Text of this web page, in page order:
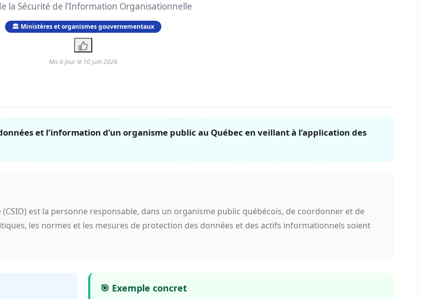
la Sécurité de l’Information Organisationnelle
🏛️ Ministères et organismes gouvernementaux
Mis à jour le 10 juin 2026
et l’information d’un organisme public au Québec en veillant à l’application des
est la personne responsable, dans un organisme public québécois, de coordonner et de
les normes et les mesures de protection des données et des actifs informationnels soient
🎯 Exemple concret